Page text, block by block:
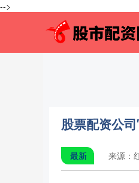
-->
股票配资公
最新 来源：